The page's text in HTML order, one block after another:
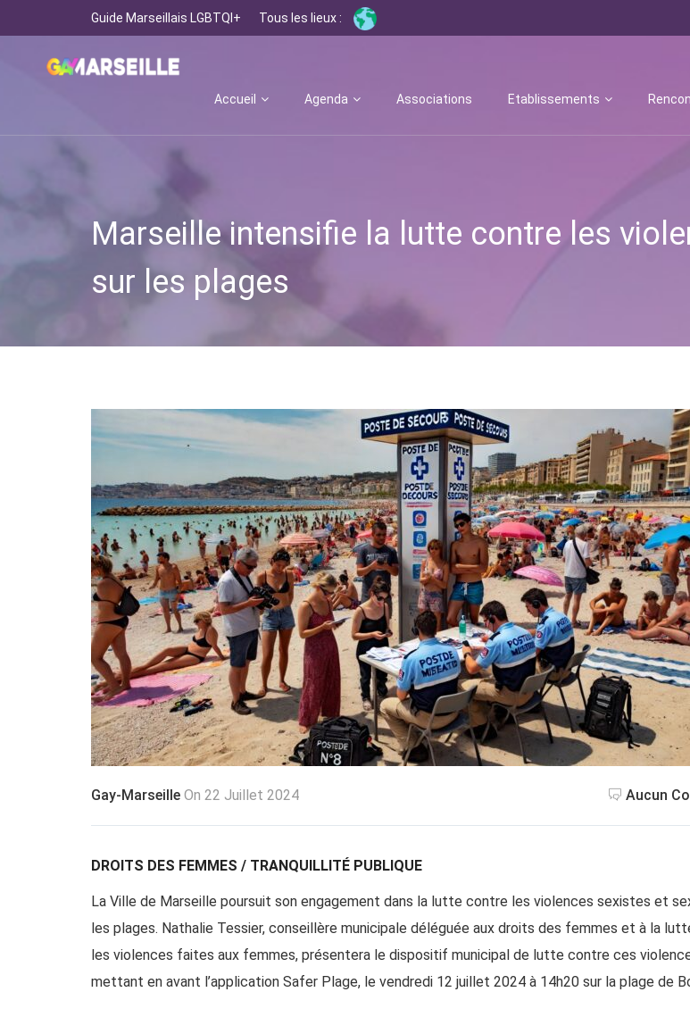
Guide Marseillais LGBTQI+ Tous les lieux :
Accueil
Agenda Associations Etablissements
Marseille intensifie la lutte contre les
sur les plages
Gay-Marseille On 22 Juillet 2024 Aucun
DROITS DES FEMMES / TRANQUILLITÉ PUBLIQUE
La Ville de Marseille poursuit son engagement dans la lutte contre les violences sexistes et
les plages. Nathalie Tessier, conseillère municipale déléguée aux droits des femmes et à la
les violences faites aux femmes, présentera le dispositif municipal de lutte contre ces
mettant en avant l’application Safer Plage, le vendredi 12 juillet 2024 à 14h20 sur la plage de